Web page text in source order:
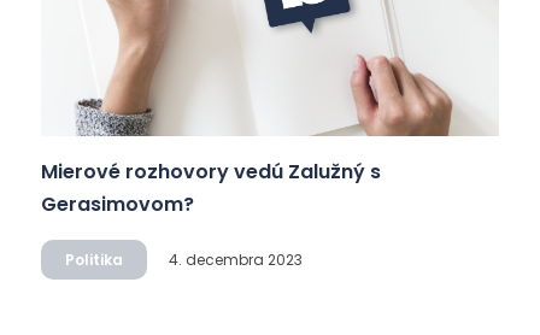
Mierové rozhovory vedú Zalužný s
Gerasimovom?
Politika 4. decembra 2023